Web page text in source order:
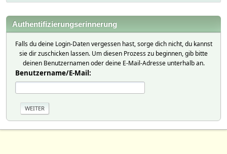
Authentifizierungserinnerung
Falls du deine Login-Daten vergessen hast, sorge dich nicht, du kannst
sie dir zuschicken lassen. Um diesen Prozess zu beginnen, gib bitte
deinen Benutzernamen oder deine E-Mail-Adresse unterhalb an.
Benutzername/E-Mail: